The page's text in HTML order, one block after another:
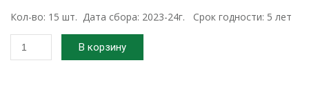
Кол-во: 15 шт. Дата сбора: 2023-24г. Срок годности: 5 лет
Количество
В корзину